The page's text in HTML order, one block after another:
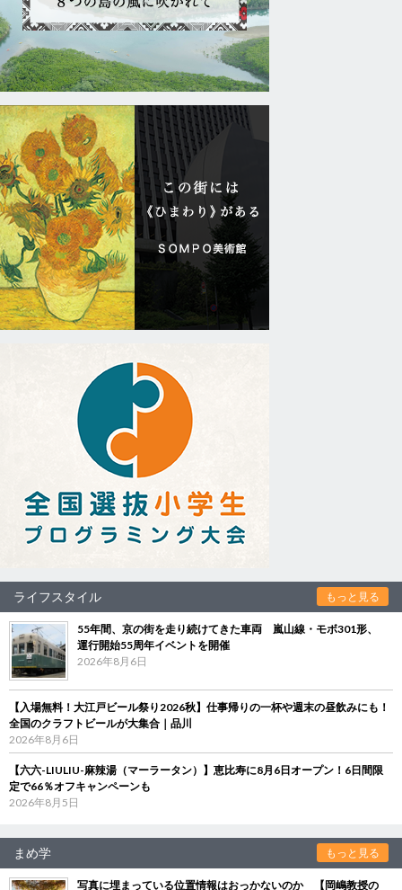
ライフスタイル もっと見る
55年間、京の街を走り続けてきた車両 嵐山線・モボ301形、
運行開始55周年イベントを開催
2026年8月6日
【入場無料！大江戸ビール祭り2026秋】仕事帰りの一杯や週末の昼飲みにも！
全国のクラフトビールが大集合｜品川
2026年8月6日
【六六-LIULIU-麻辣湯（マーラータン）】恵比寿に8月6日オープン！6日間限
定で66％オフキャンペーンも
2026年8月5日
まめ学 もっと見る
写真に埋まっている位置情報はおっかないのか 【岡嶋教授の